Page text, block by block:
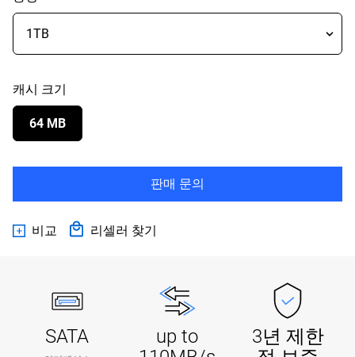
캐시 크기
64 MB
판매 문의
비교 리셀러 찾기
SATA
up to
3년 제한